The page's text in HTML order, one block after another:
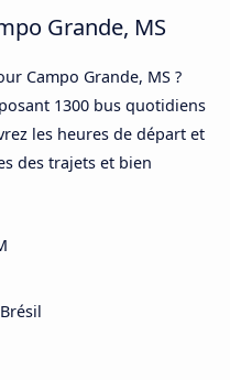
Grande, MS
Campo Grande, MS ?
1300 bus quotidiens
les heures de départ et
des trajets et bien